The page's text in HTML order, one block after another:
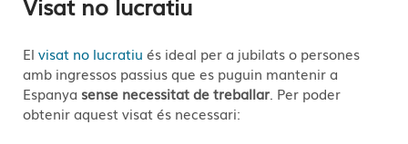
El visat no lucratiu és ideal per a jubilats o persones
amb ingressos passius que es puguin mantenir a
Espanya sense necessitat de treballar . Per poder
obtenir aquest visat és necessari: